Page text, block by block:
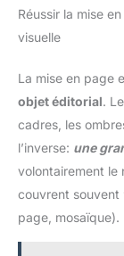
Réussir la mise
visuelle
La mise en page
objet éditorial.
cadres, les
l’inverse: une
volontairement le
couvrent souvent
page, mosaïque).